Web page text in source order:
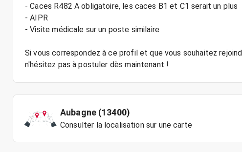
- Caces R482 A obligatoire, les caces B1 et C1 serait un plus
- AIPR
- Visite médicale sur un poste similaire
Si vous correspondez à ce profil et que vous souhaitez
n'hésitez pas à postuler dès maintenant !
Aubagne (13400)
Consulter la localisation sur une carte